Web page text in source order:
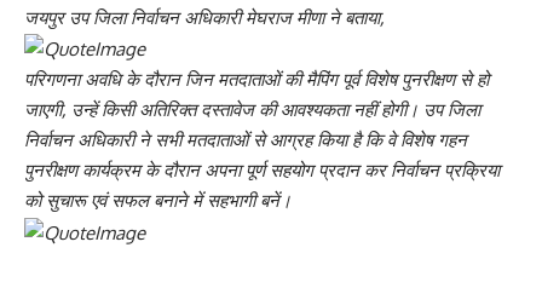
जयपुर उप जिला निर्वाचन अधिकारी मेघराज मीणा ने बताया,
परिगणना अवधि के दौरान जिन मतदाताओं की मैपिंग पूर्व विशेष पुनरीक्षण से हो
जाएगी, उन्हें किसी अतिरिक्त दस्तावेज की आवश्यकता नहीं होगी। उप जिला
निर्वाचन अधिकारी ने सभी मतदाताओं से आग्रह किया है कि वे विशेष गहन
पुनरीक्षण कार्यक्रम के दौरान अपना पूर्ण सहयोग प्रदान कर निर्वाचन प्रक्रिया
को सुचारू एवं सफल बनाने में सहभागी बनें।